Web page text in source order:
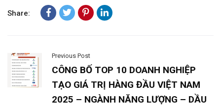
Share:
Previous Post
CÔNG BỐ TOP 10 DOANH NGHIỆP
TẠO GIÁ TRỊ HÀNG ĐẦU VIỆT NAM
2025 – NGÀNH NĂNG LƯỢNG – DẦU